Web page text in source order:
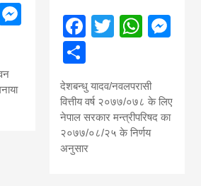
Messenger
Facebook
Twitter
Share
देशबन्धु यादव/नवलपरासी
वित्तीय वर्ष २०७७/०७८ के लिए
नेपाल सरकार मन्त्रीपरिषद का
२०७७/०८/२५ के निर्णय
अनुसार